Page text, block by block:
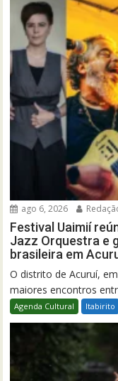
ago 6, 2026
Festival Uaimií
Jazz Orquestra e
brasileira em
O distrito de Acuruí,
maiores encontros
Agenda Cultural Itabirito